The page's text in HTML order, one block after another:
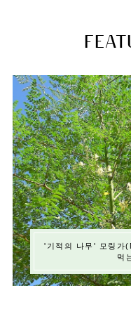
'기적의 나무' 모링가
먹